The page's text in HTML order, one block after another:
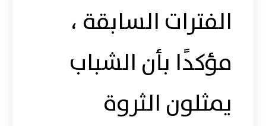
الفترات السابقة ،
مؤكدًا بأن الشباب
يمثلون الثروة